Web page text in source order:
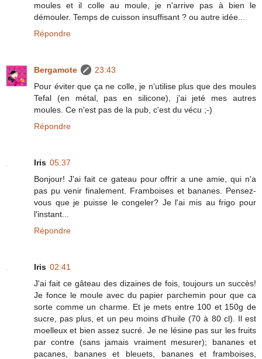
moules et il colle au moule, je n'arrive pas à bien le
démouler. Temps de cuisson insuffisant ? ou autre idée...
Répondre
Bergamote
23:43
Pour éviter que ça ne colle, je n'utilise plus que des moules
Tefal (en métal, pas en silicone), j'ai jeté mes autres
moules. Ce n'est pas de la pub, c'est du vécu ;-)
Répondre
Iris 05:37
Bonjour! J'ai fait ce gateau pour offrir a une amie, qui n'a
pas pu venir finalement. Framboises et bananes. Pensez-
vous que je puisse le congeler? Je l'ai mis au frigo pour
l'instant...
Répondre
Iris 02:41
J'ai fait ce gâteau des dizaines de fois, toujours un succès!
Je fonce le moule avec du papier parchemin pour que ca
sorte comme un charme. Et je mets entre 100 et 150g de
sucre, pas plus, et un peu moins d'huile (70 à 80 cl). Il est
moelleux et bien assez sucré. Je ne lésine pas sur les fruits
par contre (sans jamais vraiment mesurer); bananes et
pacanes, bananes et bleuets, bananes et framboises,